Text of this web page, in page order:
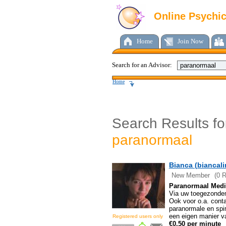
Online
Home Join Now
Search for an Advisor:
Home
Search Results
paranormaal
Bianca
New Member
(0
Paranormaal
Via uw
Ook voor o.a.
paranormale en
een eigen manier
€0.50 per minute